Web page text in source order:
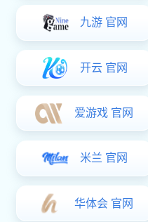
长城标配2.0胀断
所属分类: 平切连杆
曲柄连杆机构是发动机的主
复运动转变为曲轴的旋转运